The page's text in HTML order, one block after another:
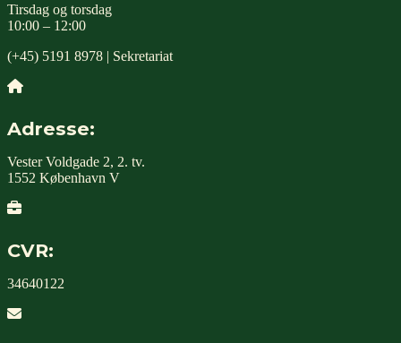
Tirsdag og torsdag
10:00 – 12:00
(+45) 5191 8978 | Sekretariat
Adresse:
Vester Voldgade 2, 2. tv.
1552 København V
CVR:
34640122